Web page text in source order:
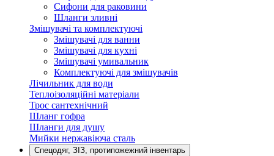
Сифони для раковини
Шланги зливні
Змішувачі та комплектуючі
Змішувачі для ванни
Змішувачі для кухні
Змішувачі умивальник
Комплектуючі для змішувачів
Лічильник для води
Теплоізоляційні матеріали
Трос сантехнічний
Шланг гофра
Шланги для душу
Мийки нержавіюча сталь
Спецодяг, ЗІЗ, протипожежний інвентарь